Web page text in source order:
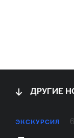
ДРУГИЕ
ЭКСКУРСИЯ